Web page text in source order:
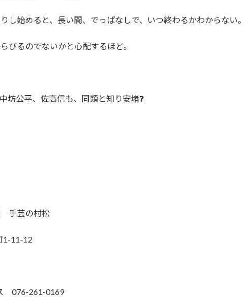
し始めると、長い間、でっぱなしで、いつ終わるかわからない。
るのでないかと心配するほど。
坊公平、佐高信も、同類と知り安堵❓
手芸の村松
1-11-12
076-261-0169